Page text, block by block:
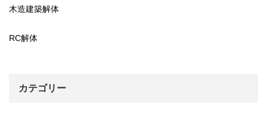
木造建築解体
RC解体
カテゴリー